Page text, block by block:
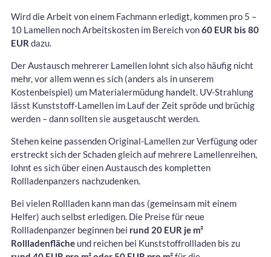
Wird die Arbeit von einem Fachmann erledigt, kommen pro 5 –
10 Lamellen noch Arbeitskosten im Bereich von60 EUR bis 80
EUR dazu.
Der Austausch mehrerer Lamellen lohnt sich also häufig nicht
mehr, vor allem wenn es sich (anders als in unserem
Kostenbeispiel) um Materialermüdung handelt. UV-Strahlung
lässt Kunststoff-Lamellen im Lauf der Zeit spröde und brüchig
werden – dann sollten sie ausgetauscht werden.
Stehen keine passenden Original-Lamellen zur Verfügung oder
erstreckt sich der Schaden gleich auf mehrere Lamellenreihen,
lohnt es sich über einen Austausch des kompletten
Rollladenpanzers nachzudenken.
Bei vielen Rollladen kann man das (gemeinsam mit einem
Helfer) auch selbst erledigen. Die Preise für neue
Rollladenpanzer beginnen bei rund 20 EUR je m²
Rollladenfläche und reichen bei Kunststoffrollladen bis zu